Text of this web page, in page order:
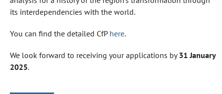
its interdependencies with the world.
You can find the detailed CfP here.
We look forward to receiving your applications by31 January
2025.